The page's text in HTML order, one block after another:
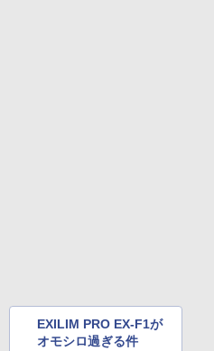
EXILIM PRO EX-F1が
オモシロ過ぎる件